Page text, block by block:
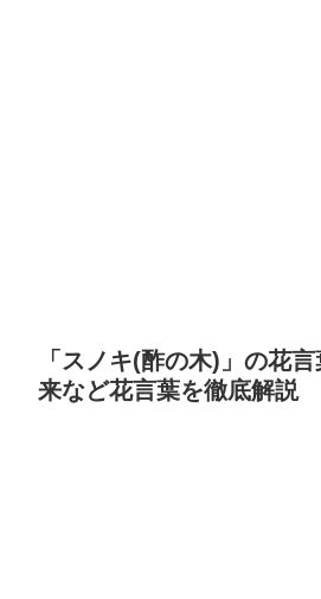
「スノキ(酢の木)」の花
来など花言葉を徹底解説